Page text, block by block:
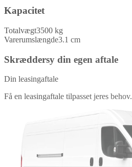
Kapacitet
Totalvægt3500 kg
Varerumslængde3.1 cm
Skræddersy din egen aftale
Din leasingaftale
Få en leasingaftale tilpasset jeres behov.